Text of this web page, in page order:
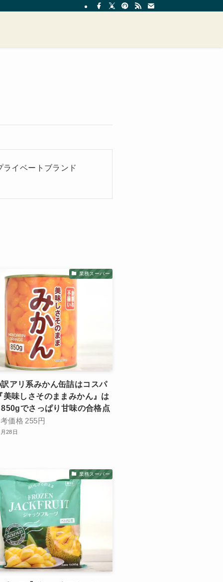
イベートブランド
業務スーパー
アリ系みかん缶詰はコスパ
美味しさそのままみかん』は
でさっぱり甘味の合格点
価格 255円
28日
業務スーパー